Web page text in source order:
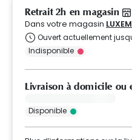
Retrait 2h en magasin
Dans votre magasin
Ouvert actuellement
Indisponible
Livraison à domicile ou
Disponible